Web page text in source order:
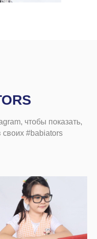
чтобы показать,
#babiators